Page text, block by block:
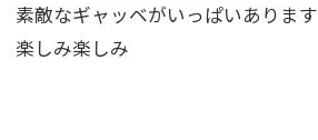
素敵なギャッベがいっぱいありま
楽しみ楽しみ